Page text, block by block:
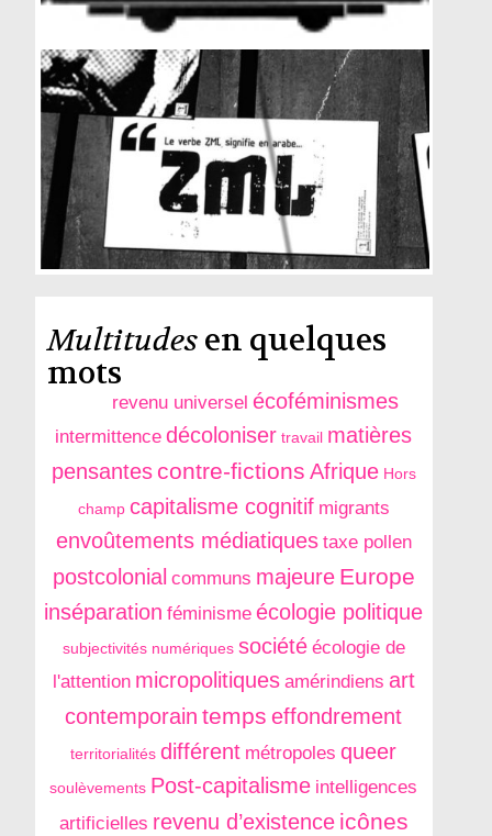
Multitudesen quelques
mots
revenu universel écoféminismes
intermittence décoloniser travail matières
pensantes contre-fictions Afrique Hors
champ capitalisme cognitif migrants
envoûtements médiatiques taxe pollen
postcolonial communs majeure Europe
inséparation féminisme écologie politique
subjectivités numériques société écologie de
l'attention micropolitiques amérindiens art
contemporain temps effondrement
territorialités différent métropoles queer
soulèvements Post-capitalisme intelligences
artificielles revenu d’existence icônes